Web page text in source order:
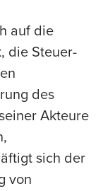
auf die
die Steuer-
des
Akteure
sich der
von